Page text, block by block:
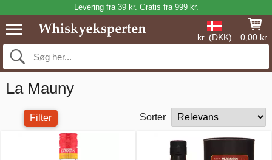
Levering fra 39 kr. Gratis fra 999 kr.
kr. (DKK) 0,00 kr.
La Mauny
Filter Sorter